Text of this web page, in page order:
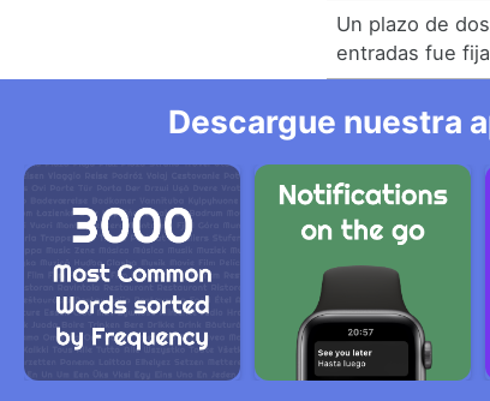
Un plazo de
entradas fue
Descargue nuestra